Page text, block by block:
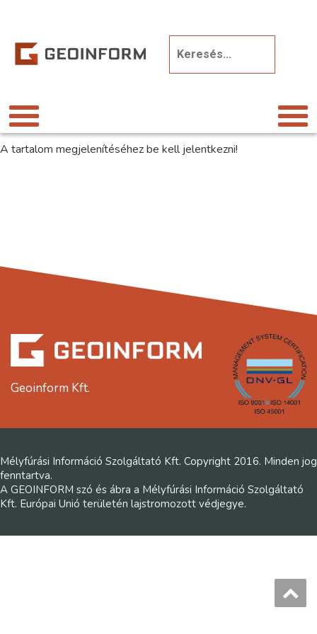
A tartalom megjelenítéséhez be kell jelentkezni!
Geoinform Kft.
Mélyfúrási Információ Szolgáltató Kft. Copyright 2016. Minden jog
fenntartva.
A GEOINFORM szó és ábra a Mélyfúrási Információ Szolgáltató
Kft. Európai Unió területén lajstromozott védjegye.